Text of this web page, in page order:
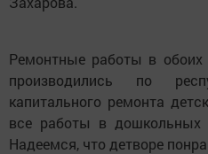
Ремонтные работы в
производились по
капитального ремонта
все работы в дошкольных
Надеемся, что детворе